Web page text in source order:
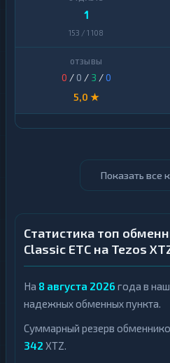
1
153 / 1 108
0 / 0 / 3 /0
5,0 ★
Показать все
Статистика топ
Classic ETC на Tezos
На 8 августа 2026 года в
надежных обменных пункта.
Суммарный резерв
342 XTZ.